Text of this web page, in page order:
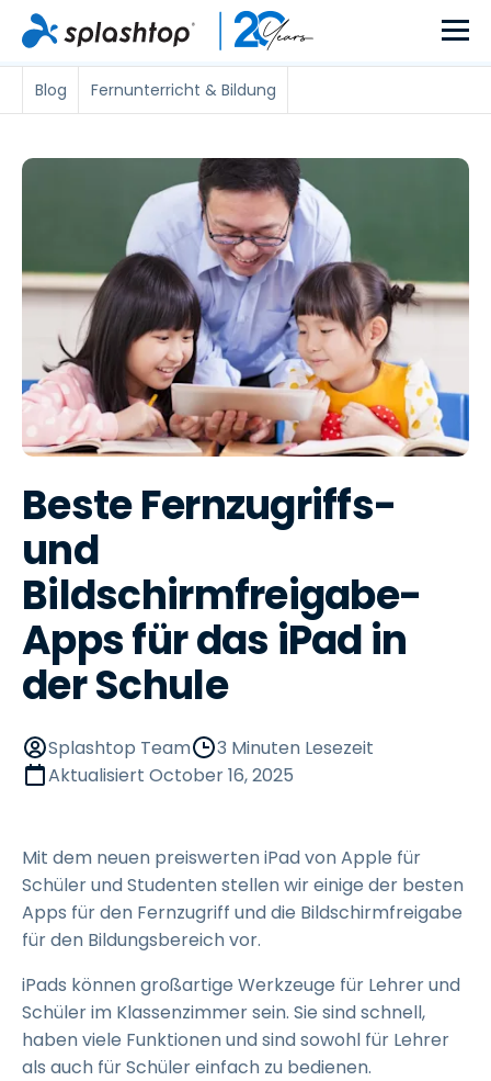
Blog Fernunterricht & Bildung
Beste Fernzugriffs-
und
Bildschirmfreigabe-
Apps für das iPad in
der Schule
Splashtop Team
3 Minuten Lesezeit
Aktualisiert October 16, 2025
Mit dem neuen preiswerten iPad von Apple für
Schüler und Studenten stellen wir einige der besten
Apps für den Fernzugriff und die Bildschirmfreigabe
für den Bildungsbereich vor.
iPads können großartige Werkzeuge für Lehrer und
Schüler im Klassenzimmer sein. Sie sind schnell,
haben viele Funktionen und sind sowohl für Lehrer
als auch für Schüler einfach zu bedienen.